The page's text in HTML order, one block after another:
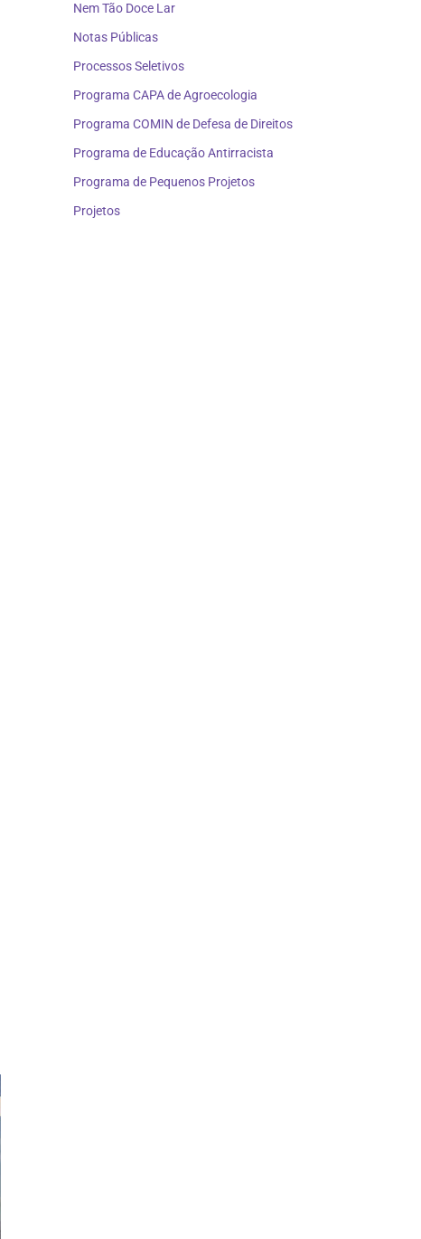
Nem Tão Doce Lar
Notas Públicas
Processos Seletivos
Programa CAPA de Agroecologia
Programa COMIN de Defesa de Direitos
Programa de Educação Antirracista
Programa de Pequenos Projetos
Projetos